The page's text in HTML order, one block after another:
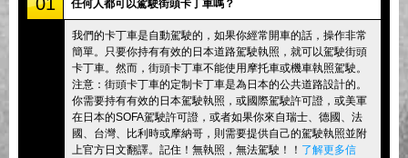
東京 品川 #1 東京 秋葉原 #1
東京 秋葉原 #2 東京 澀谷
東京 澀谷附店 東京灣
東京 淺草 大阪
沖繩
任何人都可以駕駛街頭卡丁車嗎？
我們的卡丁車是自動駕駛的，如果你經常開車的話，操作非常
簡單。只要你持有有效的日本道路駕駛執照，就可以駕駛街頭
卡丁車。然而，街頭卡丁車不能使用摩托車或機車執照駕駛。
注意：街頭卡丁車的定制卡丁車是為日本的公共道路設計的。
你需要持有有效的日本駕駛執照，或國際駕駛許可證，或美軍
在日本的SOFA駕駛許可證，或者如果你來自瑞士、德國、法
國、台灣、比利時或摩納哥，則需要提供自己的駕駛執照並附
上官方日文翻譯。記住！無執照，無法駕駛！！ 了解更多信